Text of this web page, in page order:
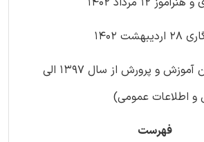
1402
- اصل سوالات آزمون آموزش و پرورش از سال 1397 الی
فهرست